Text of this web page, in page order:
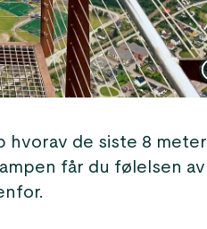
hvorav de siste 8
får du følelsen av